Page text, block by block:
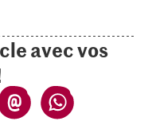
avec vos